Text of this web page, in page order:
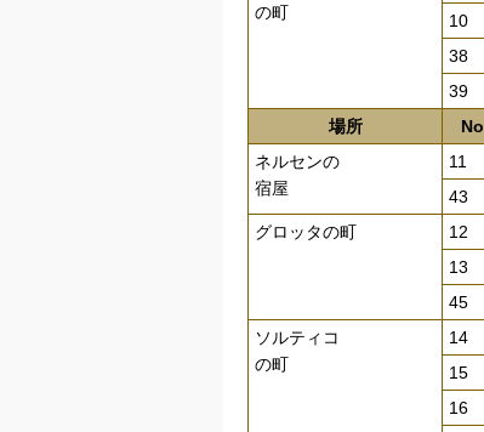
の町
10
38
39
場所
No
ネルセンの
宿屋
11
43
グロッタの町
12
13
45
ソルティコ
の町
14
15
16